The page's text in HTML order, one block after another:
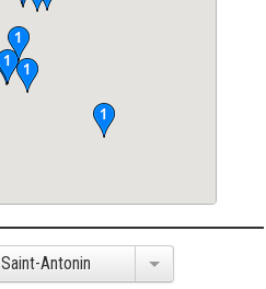
Saint-Antonin